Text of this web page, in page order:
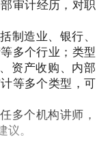
审计经历，对职
制造业、银行、
多个行业；类型
资产收购、内部
等多个类型，可
多个机构讲师，
议。